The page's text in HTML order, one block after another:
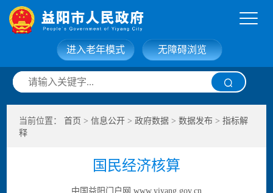
网站首页 走进益阳
信息公开 政务服务
无障碍浏览
进入老年模式
当前位置：首页 >信息公开 >政府数据 >数据发布 >指标解
释
国民经济核算
中国益阳门户网 www.yiyang.gov.cn